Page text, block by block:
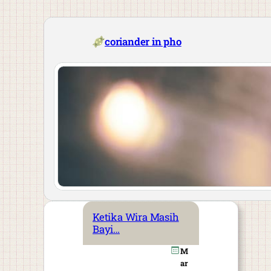
Skip
coriander in pho
Ketika Wira Masih
Bayi…
M
ar